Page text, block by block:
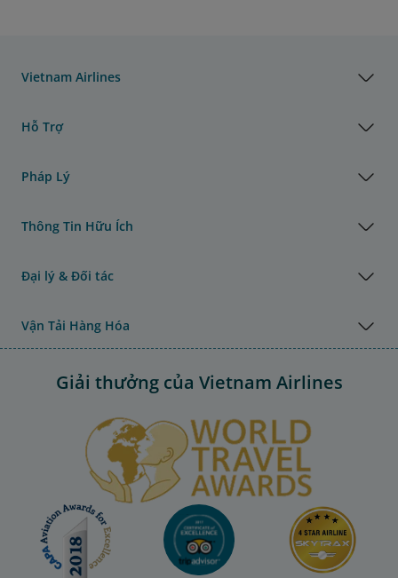
Vietnam Airlines
Hỗ Trợ
Pháp Lý
Thông Tin Hữu Ích
Đại lý & Đối tác
Vận Tải Hàng Hóa
Giải thưởng của Vietnam Airlines